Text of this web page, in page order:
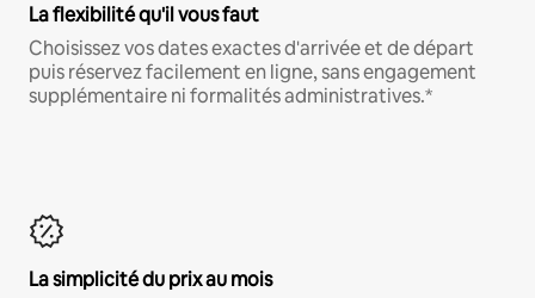
La flexibilité qu'il vous faut
Choisissez vos dates exactes d'arrivée et de départ
puis réservez facilement en ligne, sans engagement
supplémentaire ni formalités administratives.*
La simplicité du prix au mois